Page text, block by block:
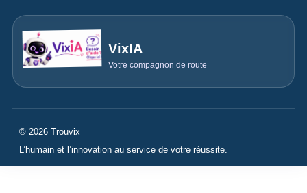
VixIA
Votre compagnon de route
© 2026 Trouvix
L’humain et l’innovation au service de votre réussite.